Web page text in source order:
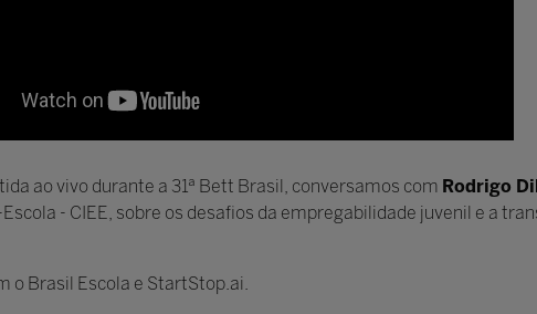
ao vivo durante a 31ª Bett Brasil, conversamos com Rodrigo
- CIEE, sobre os desafios da empregabilidade juvenil e a
o Brasil Escola e StartStop.ai.